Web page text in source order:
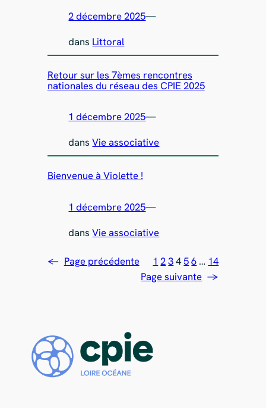
2 décembre 2025—
dans Littoral
Retour sur les 7èmes rencontres
nationales du réseau des CPIE 2025
1 décembre 2025—
dansVie associative
Bienvenue à Violette !
1 décembre 2025—
dansVie associative
← Page précédente 1 23456 … 14
Page suivante →